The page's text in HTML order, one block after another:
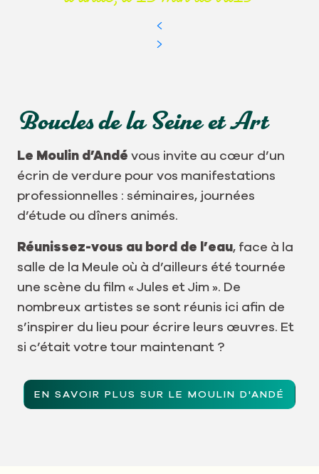
Boucles de la Seine et Art
Le Moulin d’Andé vous invite au cœur d’un
écrin de verdure pour vos manifestations
professionnelles : séminaires, journées
d’étude ou dîners animés.
Réunissez-vous au bord de l’eau, face à la
salle de la Meule où à d’ailleurs été tournée
une scène du film « Jules et Jim ». De
nombreux artistes se sont réunis ici afin de
s’inspirer du lieu pour écrire leurs œuvres. Et
si c’était votre tour maintenant ?
EN SAVOIR PLUS SUR LE MOULIN D'ANDÉ